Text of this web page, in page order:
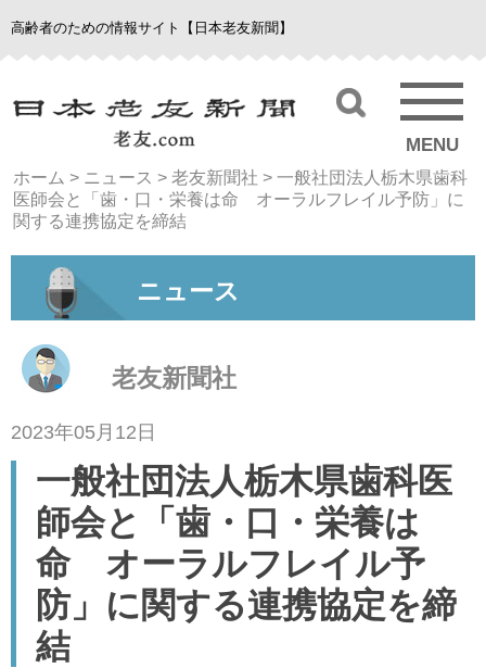
高齢者のための情報サイト【日本老友新聞】
MENU
ホーム > ニュース > 老友新聞社 > 一般社団法人栃木県歯科
医師会と「歯・口・栄養は命 オーラルフレイル予防」に
関する連携協定を締結
ニュース
老友新聞社
2023年05月12日
一般社団法人栃木県歯科医
師会と「歯・口・栄養は
命 オーラルフレイル予
防」に関する連携協定を締
結